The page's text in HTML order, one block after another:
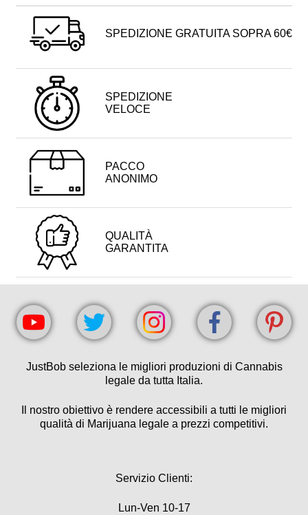
SPEDIZIONE GRATUITA SOPRA 60€
SPEDIZIONE
VELOCE
PACCO
ANONIMO
QUALITÀ
GARANTITA
JustBob seleziona le migliori produzioni di Cannabis
legale da tutta Italia.
Il nostro obiettivo è rendere accessibili a tutti le migliori
qualità di Marijuana legale a prezzi competitivi.
Servizio Clienti:
Lun-Ven 10-17